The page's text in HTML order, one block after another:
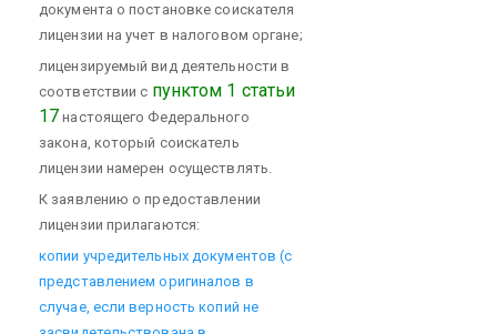
документа о постановке соискателя
лицензии на учет в налоговом органе;
лицензируемый вид деятельности в
соответствии с пунктом 1 статьи
17 настоящего Федерального
закона, который соискатель
лицензии намерен осуществлять.
К заявлению о предоставлении
лицензии прилагаются:
копии учредительных документов (с
представлением оригиналов в
случае, если верность копий не